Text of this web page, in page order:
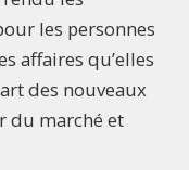
les personnes
affaires qu’elles
des nouveaux
du marché et